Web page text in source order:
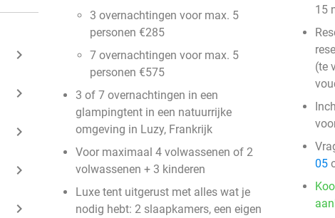
keyboard_arrow_right
keyboard_arrow_right
keyboard_arrow_right
keyboard_arrow_right
keyboard_arrow_right
3 overnachtingen voor max. 5
personen €285
7 overnachtingen voor max. 5
personen €575
3 of 7 overnachtingen in een
glampingtent in een natuurrijke
omgeving in Luzy, Frankrijk
Voor maximaal 4 volwassenen of 2
volwassenen + 3 kinderen
Luxe tent uitgerust met alles wat je
nodig hebt: 2 slaapkamers, een eigen
15
(te
05